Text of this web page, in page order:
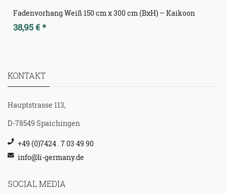
Fadenvorhang Weiß 150 cm x 300 cm (BxH) – Kaikoon
38,95 € *
KONTAKT
Hauptstrasse 113,
D-78549 Spaichingen
+49 (0)7424 . 7 03 49 90
info@li-germany.de
SOCIAL MEDIA